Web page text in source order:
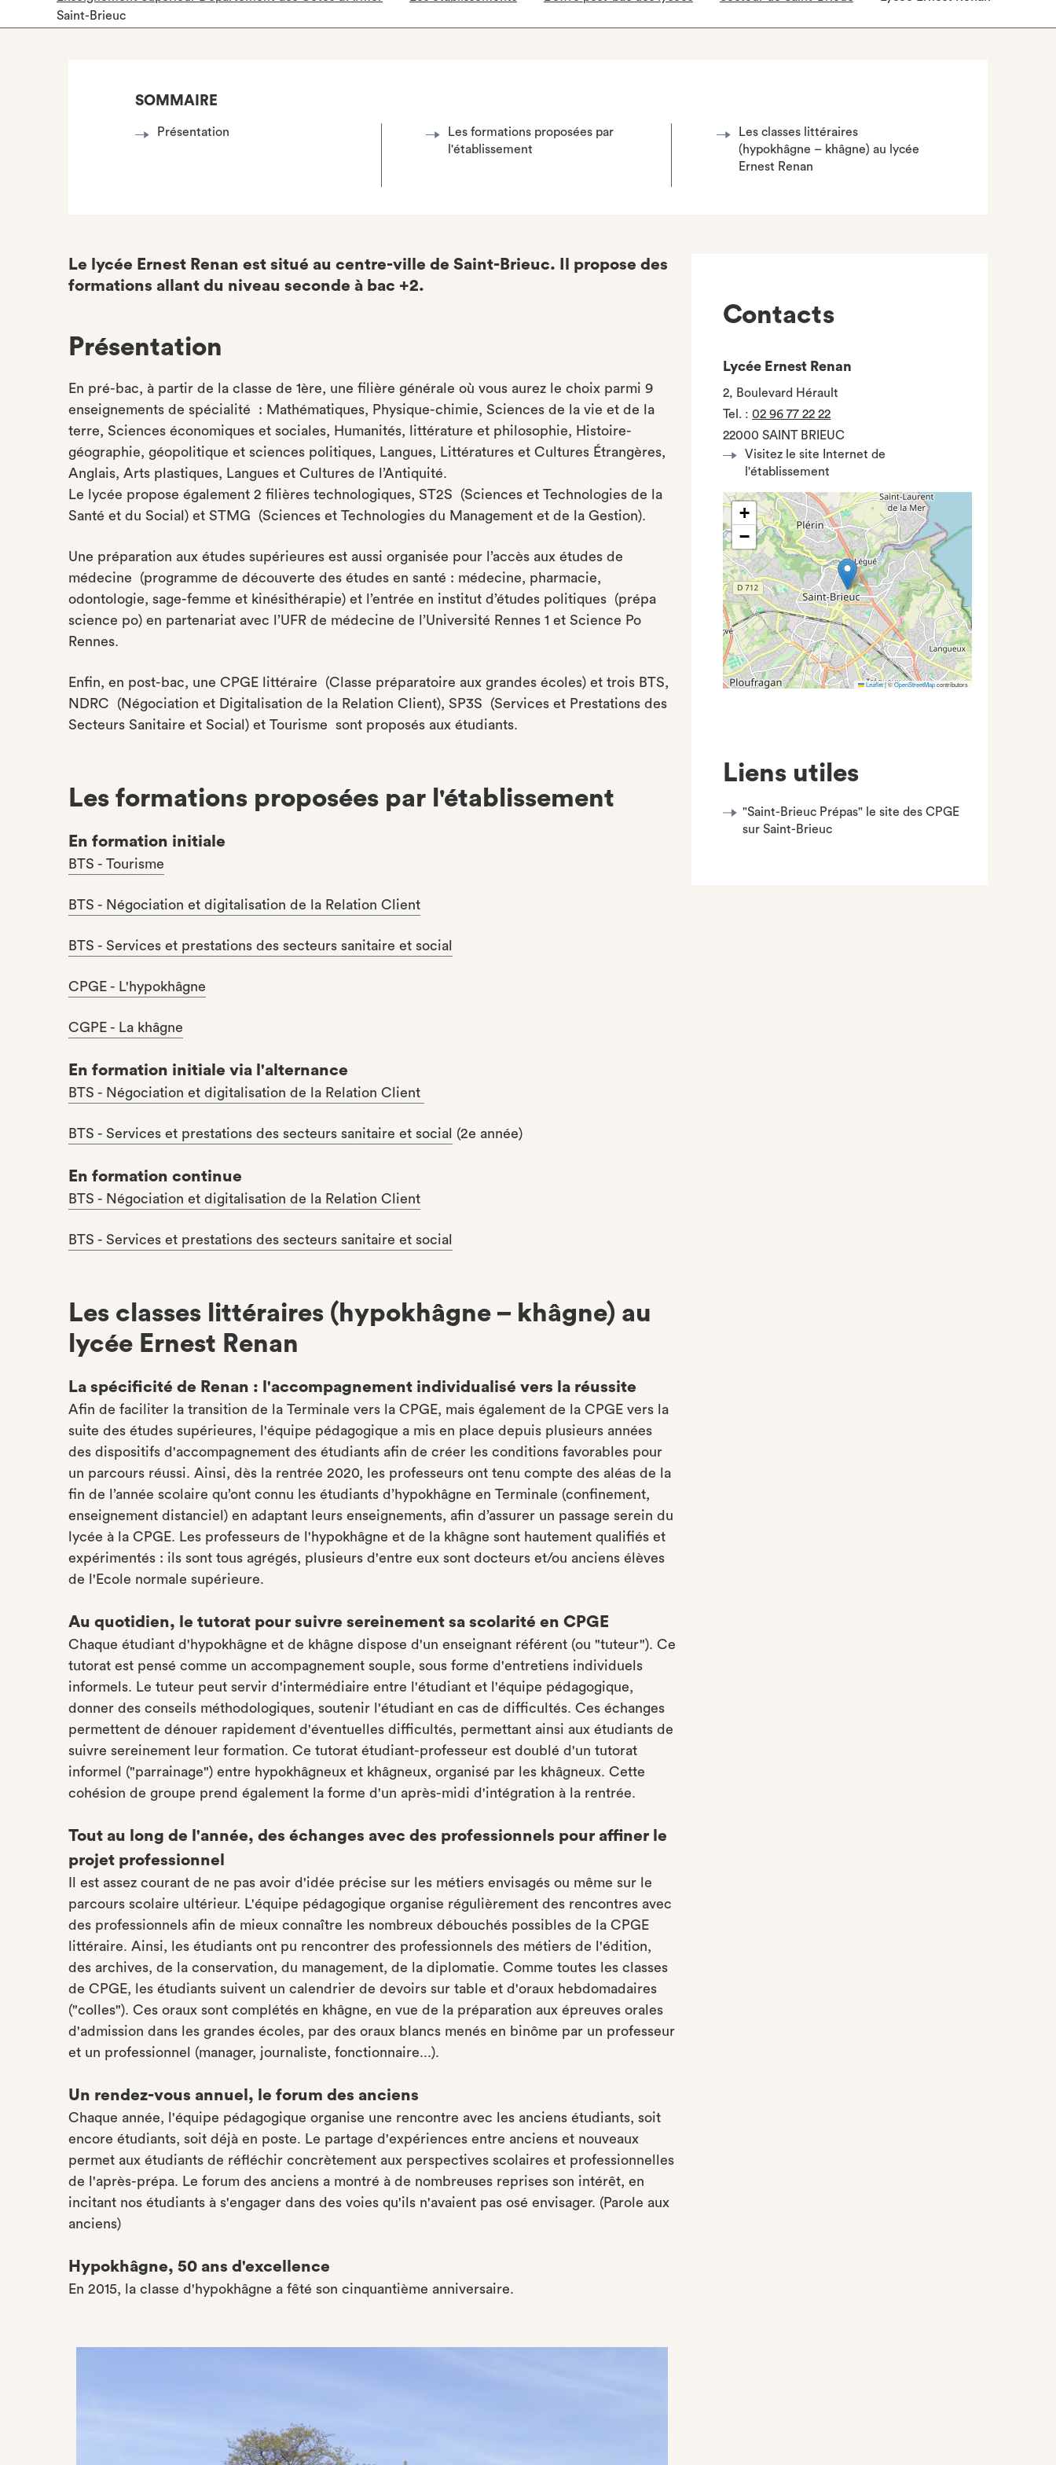
Saint-Brieuc
SOMMAIRE
Présentation
Les formations proposées par
l'établissement
Les classes littéraires
(hypokhâgne – khâgne) au lycée
Ernest Renan
Le lycée Ernest Renan est situé au centre-ville de Saint-Brieuc. Il propose des
formations allant du niveau seconde à bac +2.
Présentation
En pré-bac, à partir de la classe de 1ère, une filière générale où vous aurez le choix parmi 9
enseignements de spécialité : Mathématiques, Physique-chimie, Sciences de la vie et de la
terre, Sciences économiques et sociales, Humanités, littérature et philosophie, Histoire-
géographie, géopolitique et sciences politiques, Langues, Littératures et Cultures Étrangères,
Anglais, Arts plastiques, Langues et Cultures de l’Antiquité.
Le lycée propose également 2 filières technologiques, ST2S (Sciences et Technologies de la
Santé et du Social) et STMG (Sciences et Technologies du Management et de la Gestion).
Une préparation aux études supérieures est aussi organisée pour l’accès aux études de
médecine (programme de découverte des études en santé : médecine, pharmacie,
odontologie, sage-femme et kinésithérapie) et l’entrée en institut d’études politiques (prépa
science po) en partenariat avec l’UFR de médecine de l’Université Rennes 1 et Science Po
Rennes.
Enfin, en post-bac, une CPGE littéraire (Classe préparatoire aux grandes écoles) et trois BTS,
NDRC (Négociation et Digitalisation de la Relation Client), SP3S (Services et Prestations des
Secteurs Sanitaire et Social) et Tourisme sont proposés aux étudiants.
Les formations proposées par l'établissement
En formation initiale
BTS - Tourisme
BTS - Négociation et digitalisation de la Relation Client
BTS - Services et prestations des secteurs sanitaire et social
CPGE - L'hypokhâgne
​​​CGPE - La khâgne
En formation initiale via l'alternance
BTS - Négociation et digitalisation de la Relation Client
BTS - Services et prestations des secteurs sanitaire et social (2e année)
En formation continue
BTS - Négociation et digitalisation de la Relation Client
BTS - Services et prestations des secteurs sanitaire et social
Les classes littéraires (hypokhâgne – khâgne) au
lycée Ernest Renan
La spécificité de Renan : l'accompagnement individualisé vers la réussite
Afin de faciliter la transition de la Terminale vers la CPGE, mais également de la CPGE vers la
suite des études supérieures, l'équipe pédagogique a mis en place depuis plusieurs années
des dispositifs d'accompagnement des étudiants afin de créer les conditions favorables pour
un parcours réussi. Ainsi, dès la rentrée 2020, les professeurs ont tenu compte des aléas de la
fin de l’année scolaire qu’ont connu les étudiants d’hypokhâgne en Terminale (confinement,
enseignement distanciel) en adaptant leurs enseignements, afin d’assurer un passage serein du
lycée à la CPGE. Les professeurs de l'hypokhâgne et de la khâgne sont hautement qualifiés et
expérimentés : ils sont tous agrégés, plusieurs d'entre eux sont docteurs et/ou anciens élèves
de l'Ecole normale supérieure.
Au quotidien, le tutorat pour suivre sereinement sa scolarité en CPGE
Chaque étudiant d'hypokhâgne et de khâgne dispose d'un enseignant référent (ou "tuteur"). Ce
tutorat est pensé comme un accompagnement souple, sous forme d'entretiens individuels
informels. Le tuteur peut servir d'intermédiaire entre l'étudiant et l'équipe pédagogique,
donner des conseils méthodologiques, soutenir l'étudiant en cas de difficultés. Ces échanges
permettent de dénouer rapidement d'éventuelles difficultés, permettant ainsi aux étudiants de
suivre sereinement leur formation. Ce tutorat étudiant-professeur est doublé d'un tutorat
informel ("parrainage") entre hypokhâgneux et khâgneux, organisé par les khâgneux. Cette
cohésion de groupe prend également la forme d'un après-midi d'intégration à la rentrée.
Tout au long de l'année, des échanges avec des professionnels pour affiner le
projet professionnel
Il est assez courant de ne pas avoir d'idée précise sur les métiers envisagés ou même sur le
parcours scolaire ultérieur. L'équipe pédagogique organise régulièrement des rencontres avec
des professionnels afin de mieux connaître les nombreux débouchés possibles de la CPGE
littéraire. Ainsi, les étudiants ont pu rencontrer des professionnels des métiers de l'édition,
des archives, de la conservation, du management, de la diplomatie. Comme toutes les classes
de CPGE, les étudiants suivent un calendrier de devoirs sur table et d'oraux hebdomadaires
("colles"). Ces oraux sont complétés en khâgne, en vue de la préparation aux épreuves orales
d'admission dans les grandes écoles, par des oraux blancs menés en binôme par un professeur
et un professionnel (manager, journaliste, fonctionnaire...).
Un rendez-vous annuel, le forum des anciens
Chaque année, l'équipe pédagogique organise une rencontre avec les anciens étudiants, soit
encore étudiants, soit déjà en poste. Le partage d'expériences entre anciens et nouveaux
permet aux étudiants de réfléchir concrètement aux perspectives scolaires et professionnelles
de l'après-prépa. Le forum des anciens a montré à de nombreuses reprises son intérêt, en
incitant nos étudiants à s'engager dans des voies qu'ils n'avaient pas osé envisager. (Parole aux
anciens)
Hypokhâgne, 50 ans d'excellence
En 2015, la classe d'hypokhâgne a fêté son cinquantième anniversaire.
Contacts
Lycée Ernest Renan
2, Boulevard Hérault
Tel. :02 96 77 22 22
22000 SAINT BRIEUC
Visitez le site Internet de
l'établissement
+
−
Leaflet|©OpenStreetMapcontributors
Liens utiles
"Saint-Brieuc Prépas" le site des CPGE
sur Saint-Brieuc